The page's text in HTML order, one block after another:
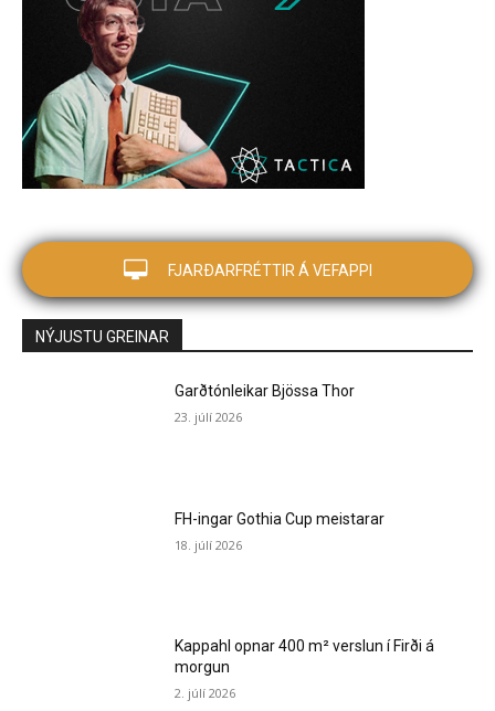
FJARÐARFRÉTTIR Á VEFAPPI
NÝJUSTU GREINAR
Garðtónleikar Bjössa Thor
23. júlí 2026
FH-ingar Gothia Cup meistarar
18. júlí 2026
Kappahl opnar 400 m² verslun í Firði á
morgun
2. júlí 2026